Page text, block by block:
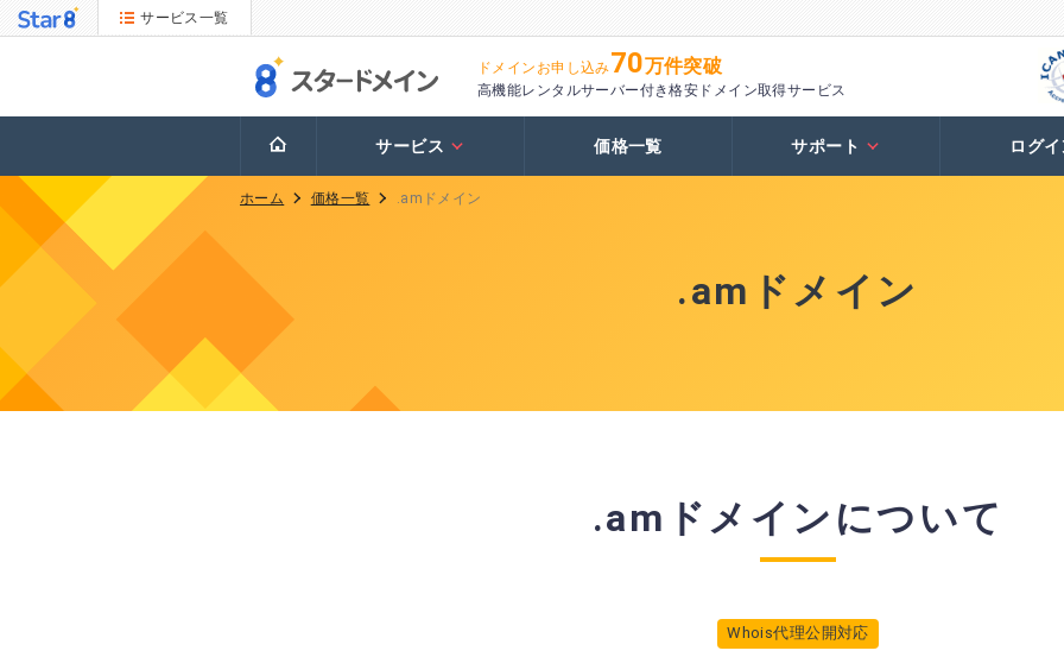
サービス一覧
ドメインお申し込み70万件突破
高機能レンタルサーバー付き格安ドメイン取得サービス
サービス 価格一覧 サポート ログ
ホーム 価格一覧 .amドメイン
.amドメイン
.amドメインについて
Whois代理公開対応